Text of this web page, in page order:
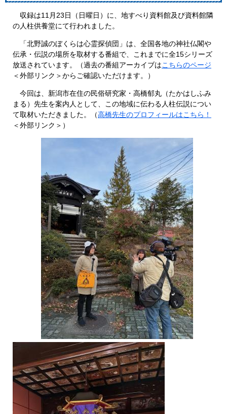
収録は11月23日（日曜日）に、地すべり資料館及び資料館隣
の人柱供養堂にて行われました。
「北野誠のぼくらは心霊探偵団」は、全国各地の神社仏閣や
伝承・伝説の場所を取材する番組で、これまでに全15シリーズ
放送されています。（過去の番組アーカイブはこちらのページ
＜外部リンク＞からご確認いただけます。）
今回は、新潟市在住の民俗研究家・高橋郁丸（たかはしふみ
まる）先生を案内人として、この地域に伝わる人柱伝説につい
て取材いただきました。（高橋先生のプロフィールはこちら！
＜外部リンク＞ ）